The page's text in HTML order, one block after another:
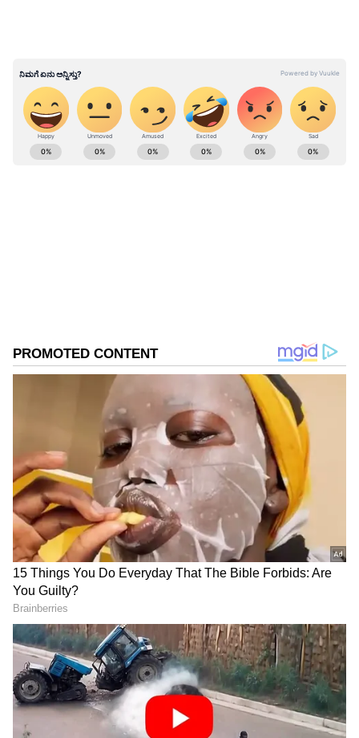
ಅವರು ಪಾರ್ಲೆಗೆ ನಿರ್ದೇಶನ ನೀಡಿದರು.
ಲಾಕ್‌ಡೌನ್‌ ಟೈಮಲ್ಲಿ ಅತ್ಯಂತ ಹೆಚ್ಚು ಮಾರಾಟವಾದ
ಬಿಸ್ಕತ್ ಇದು..
ABOUT THE AUTHOR
DOWNLOAD APP
ಕರ್ನಾಟಕ, ಭಾರತ (India News) ಮತ್ತು ಜಗತ್ತಿನ
ಕ್ಷಣಕ್ಷಣದ ಕನ್ನಡ ಸುದ್ದಿ (Kannada News )
ಅಪ್ಡೇಟ್‌ಗಳಿಗಾಗಿ ಏಷ್ಯಾನೆಟ್ ಸುವರ್ಣ ನ್ಯೂಸ್‌ ಫಾಲೋ
ಮಾಡಿ. ಬ್ರೇಕಿಂಗ್ ಸುದ್ದಿ (Latest Kannada News),
ವಿಶೇಷ ವರದಿಗಳು ಮತ್ತು ನೇರ ಪ್ರಸಾರಗಳೊಂದಿಗೆ
(kannada news live
) ಸಂಪೂರ್ಣ ಮಾಹಿತಿ ಒಂದೇ